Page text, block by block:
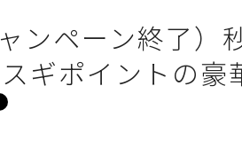
ャンペーン終了
ギポイントの豪